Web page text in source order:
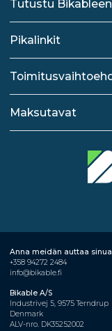
Tutustu Bikableen
Pikalinkit
Maksutavat
Anna meidän auttaa sinua
+358 94272 2484
info@bikable.fi
Bikable A/S
Industrivej 5, 9575 Terndrup
Denmark
ALV-nro. DK35252002